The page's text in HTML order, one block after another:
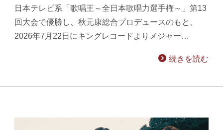
日本テレビ系「歌唱王～全日本歌唱力選手権～」第13
回大会で優勝し、秋元康総合プロデュースのもと、
2026年7月22日にキングレコードよりメジャー…
続きを読む